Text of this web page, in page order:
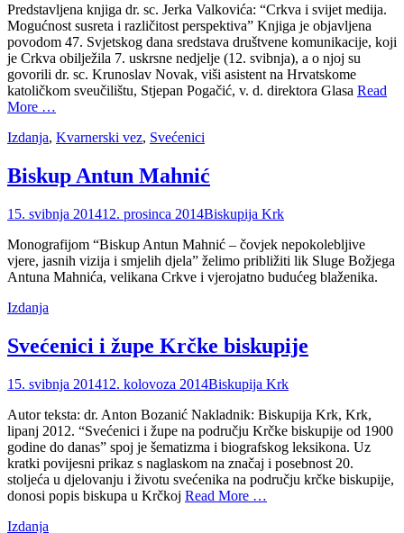
Predstavljena knjiga dr. sc. Jerka Valkovića: “Crkva i svijet medija.
Mogućnost susreta i različitost perspektiva” Knjiga je objavljena
povodom 47. Svjetskog dana sredstava društvene komunikacije, koji
je Crkva obilježila 7. uskrsne nedjelje (12. svibnja), a o njoj su
govorili dr. sc. Krunoslav Novak, viši asistent na Hrvatskome
katoličkom sveučilištu, Stjepan Pogačić, v. d. direktora Glasa Read
More …
Categories
Izdanja, Kvarnerski vez, Svećenici
Biskup Antun Mahnić
Posted
15. svibnja 201412. prosinca 2014Author
Biskupija Krk
Monografijom “Biskup Antun Mahnić – čovjek nepokolebljive
vjere, jasnih vizija i smjelih djela” želimo približiti lik Sluge Božjega
Antuna Mahnića, velikana Crkve i vjerojatno budućeg blaženika.
Categories
Izdanja
Svećenici i župe Krčke biskupije
Posted
15. svibnja 201412. kolovoza 2014Author
Biskupija Krk
Autor teksta: dr. Anton Bozanić Nakladnik: Biskupija Krk, Krk,
lipanj 2012. “Svećenici i župe na području Krčke biskupije od 1900
godine do danas” spoj je šematizma i biografskog leksikona. Uz
kratki povijesni prikaz s naglaskom na značaj i posebnost 20.
stoljeća u djelovanju i životu svećenika na području krčke biskupije,
donosi popis biskupa u Krčkoj Read More …
Categories
Izdanja